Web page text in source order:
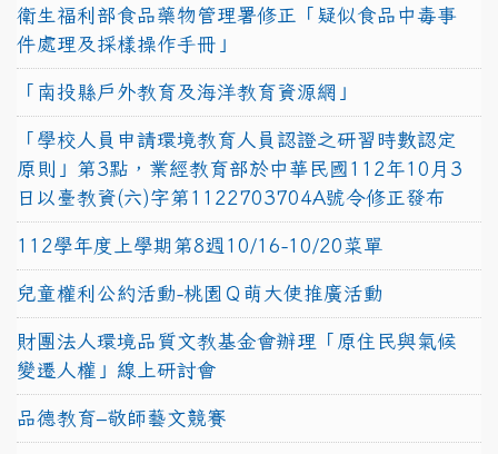
衛生福利部食品藥物管理署修正「疑似食品中毒事
件處理及採樣操作手冊」
「南投縣戶外教育及海洋教育資源網」
「學校人員申請環境教育人員認證之研習時數認定
原則」第3點，業經教育部於中華民國112年10月3
日以臺教資(六)字第1122703704A號令修正發布
112學年度上學期第8週10/16-10/20菜單
兒童權利公約活動-桃園Ｑ萌大使推廣活動
財團法人環境品質文教基金會辦理「原住民與氣候
變遷人權」線上研討會
品德教育–敬師藝文競賽